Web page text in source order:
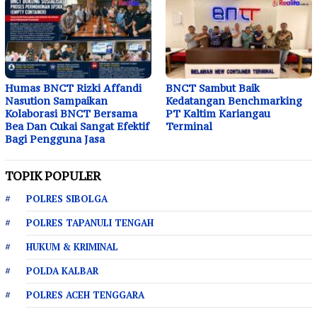
Humas BNCT Rizki Affandi
Nasution Sampaikan
Kolaborasi BNCT Bersama
Bea Dan Cukai Sangat Efektif
Bagi Pengguna Jasa
BNCT Sambut Baik
Kedatangan Benchmarking
PT Kaltim Kariangau
Terminal
TOPIK POPULER
POLRES SIBOLGA
POLRES TAPANULI TENGAH
HUKUM & KRIMINAL
POLDA KALBAR
POLRES ACEH TENGGARA